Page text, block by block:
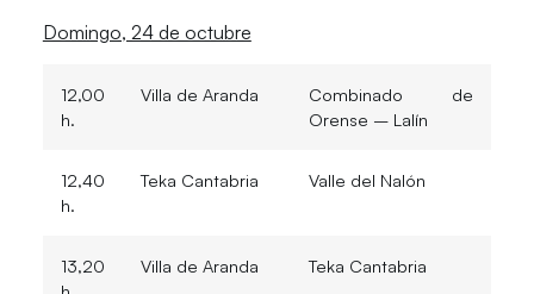
Domingo, 24 de octubre
12,00
h.
Villa de Aranda
Combinado de
Orense – Lalín
12,40
h.
Teka Cantabria Valle del Nalón
13,20
Villa de Aranda Teka Cantabria